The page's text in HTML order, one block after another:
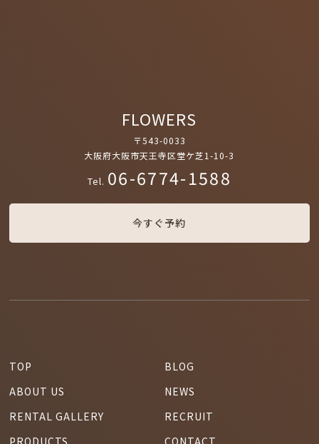
FLOWERS
〒543-0033
大阪府大阪市天王寺区堂ケ芝1-10-3
Tel. 06-6774-1588
今すぐ予約
TOP
ABOUT US
RENTAL GALLERY
PRODUCTS
BLOG
NEWS
RECRUIT
CONTACT